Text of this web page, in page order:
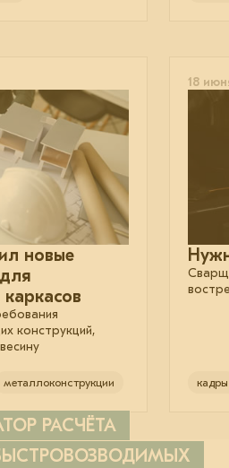
новые
конструкций,
металлоконструкции
18
кадры
РАСЧЁТА